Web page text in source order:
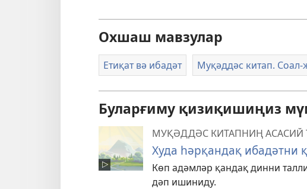
Охшаш мавзулар
Етиқат вә ибадәт Муқәддәс китап. Соал-
Буларғиму қизиқишиңиз
МУҚӘДДӘС КИТАПНИҢ
Худа һәрқандақ ибадәтни
Көп адәмләр қандақ динни
дәп ишиниду.